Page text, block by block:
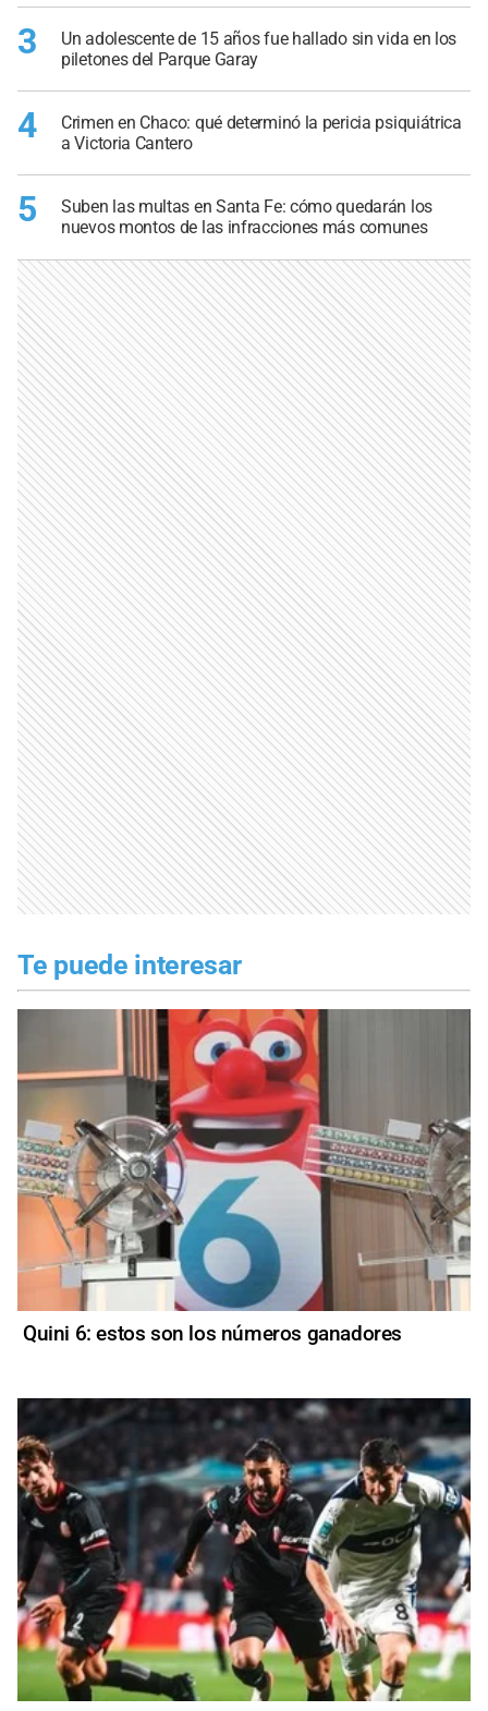
3
Un adolescente de 15 años fue hallado sin vida en los
piletones del Parque Garay
4
Crimen en Chaco: qué determinó la pericia psiquiátrica
a Victoria Cantero
5
Suben las multas en Santa Fe: cómo quedarán los
nuevos montos de las infracciones más comunes
Te puede interesar
Quini 6: estos son los números ganadores